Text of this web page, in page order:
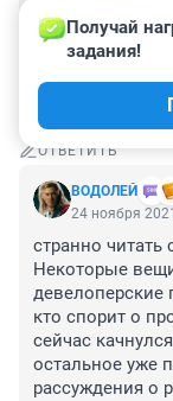
кладовых
этаже
кошмар.
машины под
ОТВЕТИТЬ
ВОДОЛЕЙ
Получай
задания!
24 ноября
странно читать
Некоторые
девелоперские
кто спорит о
сейчас
остальное уже
рассуждения о